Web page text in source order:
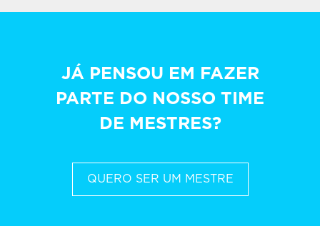
JÁ PENSOU EM FAZER
PARTE DO NOSSO TIME
DE MESTRES?
QUERO SER UM MESTRE